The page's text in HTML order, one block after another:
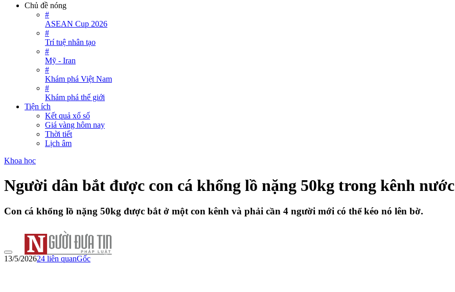
Chủ đề nóng
#
ASEAN Cup 2026
#
Trí tuệ nhân tạo
#
Mỹ - Iran
#
Khám phá Việt Nam
#
Khám phá thế giới
Tiện ích
Kết quả xổ số
Giá vàng hôm nay
Thời tiết
Lịch âm
Khoa học
Người dân bắt được con cá khổng lồ nặng 50kg trong kênh nước
Con cá khổng lồ nặng 50kg được bắt ở một con kênh và phải cần 4 người mới có thể kéo nó lên bờ.
13/5/202624 liên quanGốc